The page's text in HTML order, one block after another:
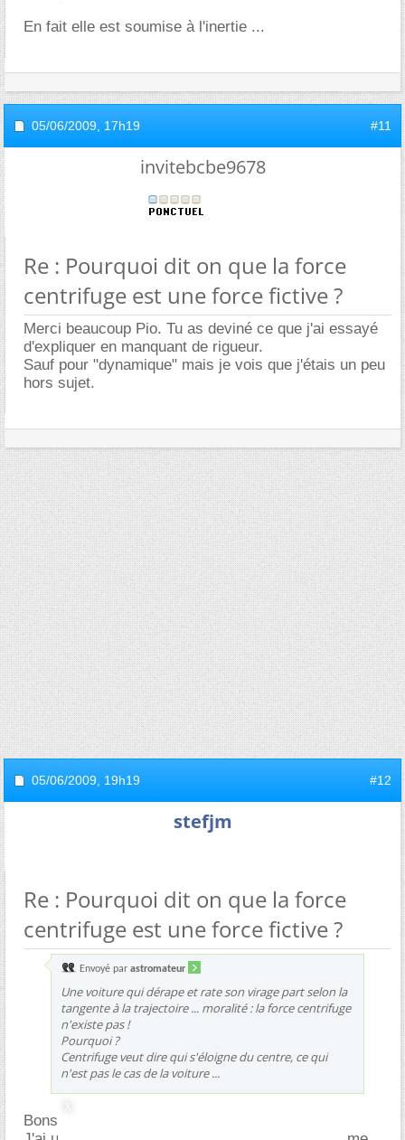
En fait elle est soumise à l'inertie ...
05/06/2009, 17h19 #11
invitebcbe9678
Re : Pourquoi dit on que la force
centrifuge est une force fictive ?
Merci beaucoup Pio. Tu as deviné ce que j'ai essayé
d'expliquer en manquant de rigueur.
Sauf pour "dynamique" mais je vois que j'étais un peu
hors sujet.
05/06/2009, 19h19 #12
stefjm
Re : Pourquoi dit on que la force
centrifuge est une force fictive ?
Envoyé par astromateur
Une voiture qui dérape et rate son virage part selon la
tangente à la trajectoire ... moralité : la force centrifuge
n'existe pas !
Pourquoi ?
Centrifuge veut dire qui s'éloigne du centre, ce qui
n'est pas le cas de la voiture ...
Bonsoir,